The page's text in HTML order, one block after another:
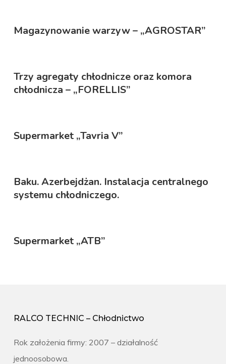
Magazynowanie warzyw – „AGROSTAR”
Trzy agregaty chłodnicze oraz komora
chłodnicza – „FORELLIS”
Supermarket „Tavria V”
Baku. Azerbejdżan. Instalacja centralnego
systemu chłodniczego.
Supermarket „ATB”
RALCO TECHNIC – Chłodnictwo
Rok założenia firmy: 2007 – działalność
jednoosobowa.